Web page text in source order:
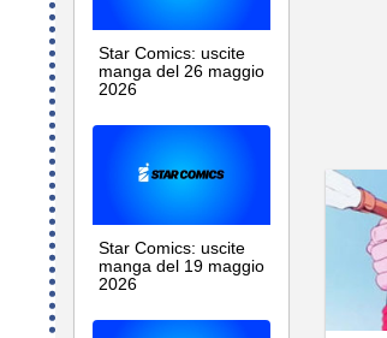
Star Comics: uscite
manga del 26 maggio
2026
Star Comics: uscite
manga del 19 maggio
2026